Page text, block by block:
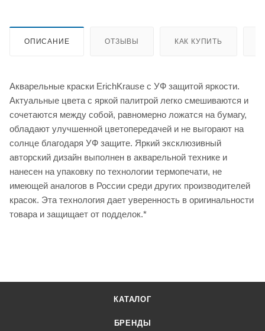
ОПИСАНИЕ ОТЗЫВЫ КАК КУПИТЬ
Акварельные краски ErichKrause с УФ защитой яркости.
Актуальные цвета с яркой палитрой легко смешиваются и
сочетаются между собой, равномерно ложатся на бумагу,
обладают улучшенной цветопередачей и не выгорают на
солнце благодаря УФ защите. Яркий эксклюзивный
авторский дизайн выполнен в акварельной технике и
нанесен на упаковку по технологии термопечати, не
имеющей аналогов в России среди других производителей
красок. Эта технология дает уверенность в оригинальности
товара и защищает от подделок.*
КАТАЛОГ
БРЕНДЫ